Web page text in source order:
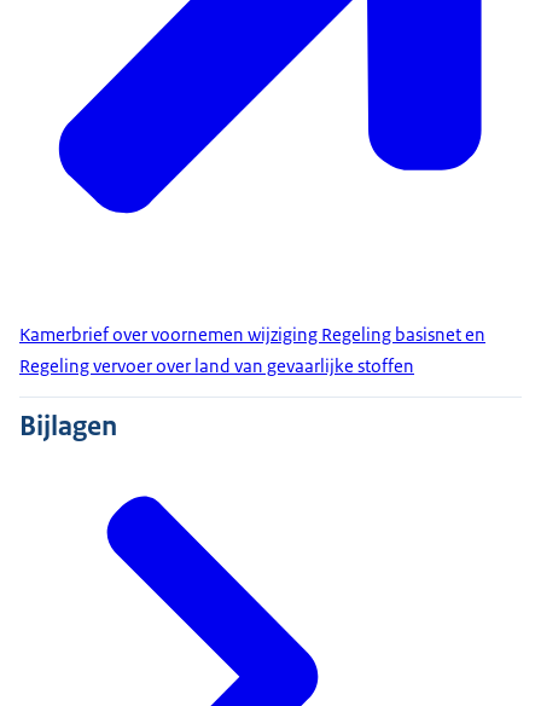
Kamerbrief over voornemen wijziging Regeling basisnet en
Regeling vervoer over land van gevaarlijke stoffen
Bijlagen